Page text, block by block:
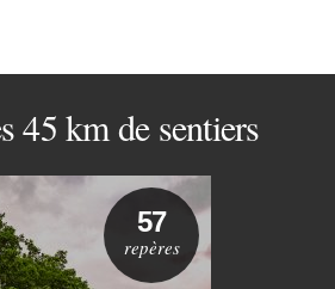
45 km de sentiers
57
repères